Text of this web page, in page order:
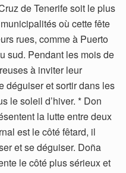
de Tenerife soit le plus
où cette fête
rues, comme à Puerto
sud. Pendant les mois de
à inviter leur
déguiser et sortir dans les
le soleil d’hiver. * Don
la lutte entre deux
est le côté fêtard, il
et se déguiser. Doña
le côté plus sérieux et